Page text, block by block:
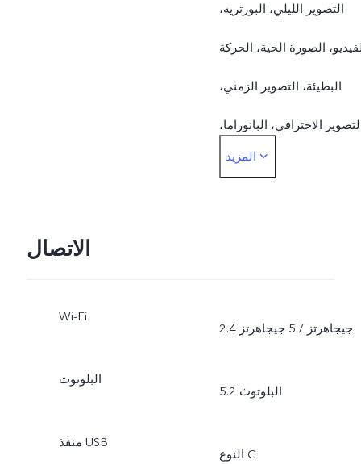
التصوير الليلي، البورتريه،
الصورة الحية، الحركة
البطيئة، التصوير الزمني،
الاحترافي، البانوراما،
المستندات، 50
المزيد
الاتصال
Wi-Fi
2.4 جيجاهرتز / 5 جيجاهرتز
البلوتوث
البلوتوث 5.2
منفذ USB
النوع C